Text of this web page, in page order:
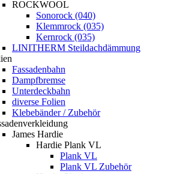
ROCKWOOL
Sonorock (040)
Klemmrock (035)
Kernrock (035)
LINITHERM Steildachdämmung
Fassadenbahn
Dampfbremse
Unterdeckbahn
diverse Folien
Klebebänder / Zubehör
James Hardie
Hardie Plank VL
Plank VL
Plank VL Zubehör